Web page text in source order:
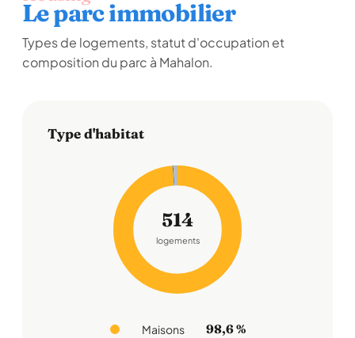
Le parc immobilier
Types de logements, statut d'occupation et
composition du parc à Mahalon.
Type d'habitat
514
logements
Maisons 98,6 %